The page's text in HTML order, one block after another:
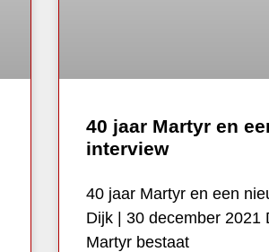
40 jaar Martyr en
interview
40 jaar Martyr en een
Dijk | 30 december 2021
Martyr bestaat